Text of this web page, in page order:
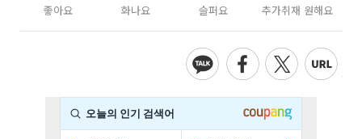
좋아요 화나요 슬퍼요 추가취재 원해요